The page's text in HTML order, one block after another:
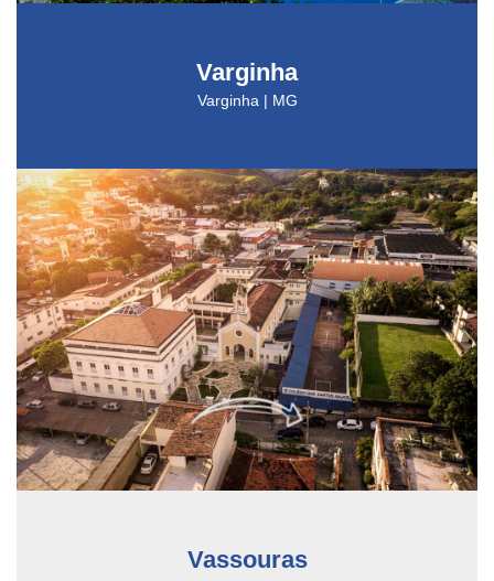
Varginha
Varginha | MG
Vassouras